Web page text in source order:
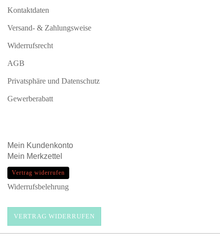
Kontaktdaten
Versand- & Zahlungsweise
Widerrufsrecht
AGB
Privatsphäre und Datenschutz
Gewerberabatt
Mein Kundenkonto
Mein Merkzettel
Vertrag widerrufen
Widerrufsbelehrung
VERTRAG WIDERRUFEN